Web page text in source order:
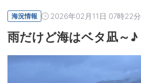
海況情報 2026年02月11日 07時22分
雨だけど海はベタ凪～♪